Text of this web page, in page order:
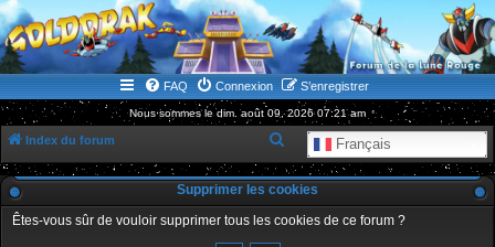
WWW.GOLDORAKGO.COM
le site de la Lune Rouge
FAQ Connexion S’enregistrer
Nous sommes le dim. août 09, 2026 07:21 am
Index du forum Français
e
c
h
Supprimer les cookies
Êtes-vous sûr de vouloir supprimer tous les cookies de ce forum ?